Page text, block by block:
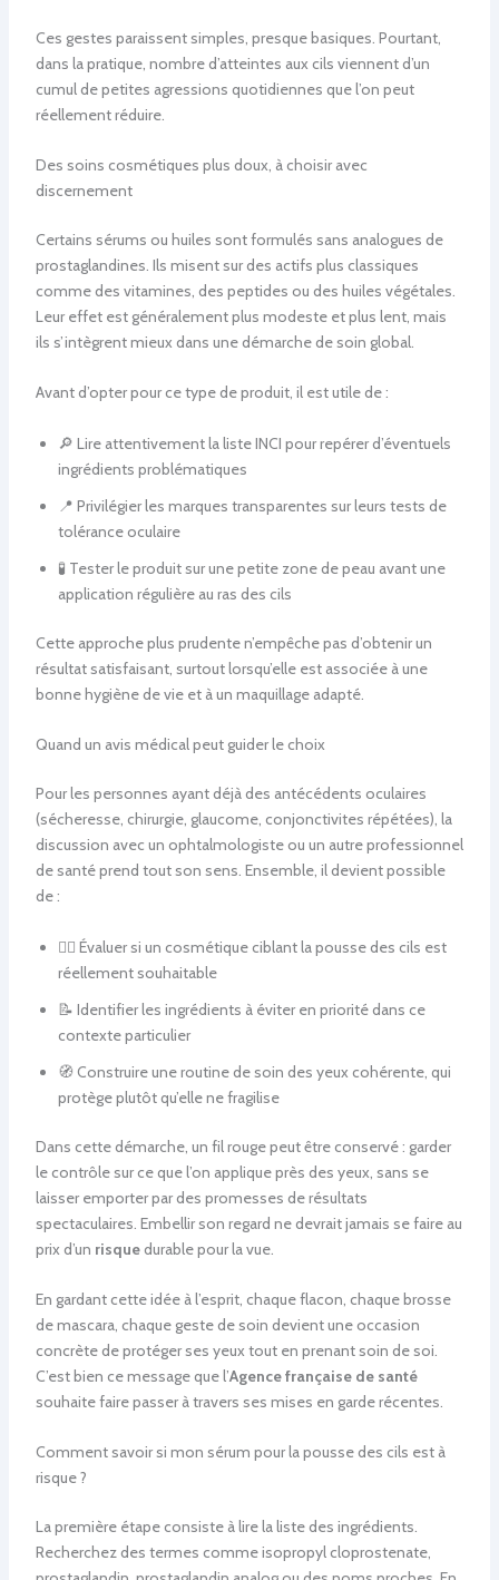
Ces gestes paraissent simples, presque basiques. Pourtant,
dans la pratique, nombre d’atteintes aux cils viennent d’un
cumul de petites agressions quotidiennes que l’on peut
réellement réduire.
Des soins cosmétiques plus doux, à choisir avec
discernement
Certains sérums ou huiles sont formulés sans analogues de
prostaglandines. Ils misent sur des actifs plus classiques
comme des vitamines, des peptides ou des huiles végétales.
Leur effet est généralement plus modeste et plus lent, mais
ils s’intègrent mieux dans une démarche de soin global.
Avant d’opter pour ce type de produit, il est utile de :
🔎 Lire attentivement la liste INCI pour repérer d’éventuels
ingrédients problématiques
📍 Privilégier les marques transparentes sur leurs tests de
tolérance oculaire
🧪 Tester le produit sur une petite zone de peau avant une
application régulière au ras des cils
Cette approche plus prudente n’empêche pas d’obtenir un
résultat satisfaisant, surtout lorsqu’elle est associée à une
bonne hygiène de vie et à un maquillage adapté.
Quand un avis médical peut guider le choix
Pour les personnes ayant déjà des antécédents oculaires
(sécheresse, chirurgie, glaucome, conjonctivites répétées), la
discussion avec un ophtalmologiste ou un autre professionnel
de santé prend tout son sens. Ensemble, il devient possible
de :
👩‍⚕️ Évaluer si un cosmétique ciblant la pousse des cils est
réellement souhaitable
📝 Identifier les ingrédients à éviter en priorité dans ce
contexte particulier
🧭 Construire une routine de soin des yeux cohérente, qui
protège plutôt qu’elle ne fragilise
Dans cette démarche, un fil rouge peut être conservé : garder
le contrôle sur ce que l’on applique près des yeux, sans se
laisser emporter par des promesses de résultats
spectaculaires. Embellir son regard ne devrait jamais se faire au
prix d’un risquedurable pour la vue.
En gardant cette idée à l’esprit, chaque flacon, chaque brosse
de mascara, chaque geste de soin devient une occasion
concrète de protéger ses yeux tout en prenant soin de soi.
C’est bien ce message que l’Agence française de santé
souhaite faire passer à travers ses mises en garde récentes.
Comment savoir si mon sérum pour la pousse des cils est à
risque ?
La première étape consiste à lire la liste des ingrédients.
Recherchez des termes comme isopropyl cloprostenate,